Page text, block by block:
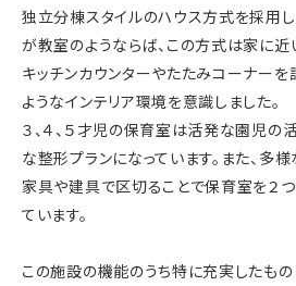
独立分棟スタイルのハウス方式を採用
が教室のようならば、この方式は家に近
キッチンカウンターやたたみコーナー
ようなインテリア環境を意識しました。
３、４、５才児の保育室は活発な園児
な整形プランになっています。また、多
家具や建具で区切ることで保育室を２
ています。
この施設の機能のうち特に充実したもの